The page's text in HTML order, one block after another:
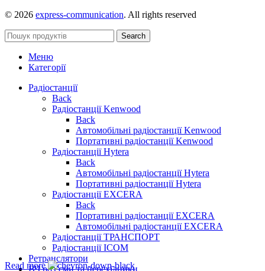
Read more
© 2026 express-communication. All rights reserved
Search
Меню
Категорії
Радіостанції
Back
Радіостанції Kenwood
Back
Автомобільні радіостанції Kenwood
Портативні радіостанції Kenwood
Радіостанції Hytera
Back
Автомобільні радіостанції Hytera
Портативні радіостанції Hytera
Радіостанції EXCERA
Back
Портативні радіостанції EXCERA
Автомобільні радіостанції EXCERA
Радіостанції ТРАНСПОРТ
Радіостанції ICOM
Ретранслятори
ВЧ роз’єми та перехідники